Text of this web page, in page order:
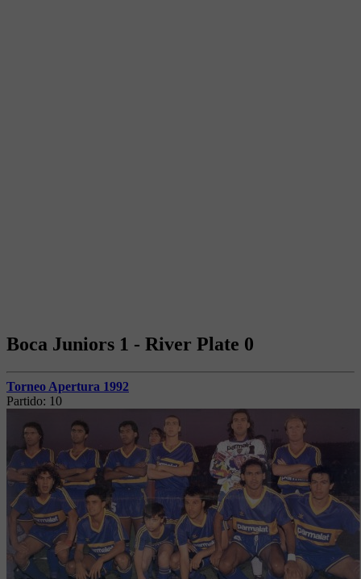
Boca Juniors 1 - River Plate 0
Torneo Apertura 1992
Partido: 10